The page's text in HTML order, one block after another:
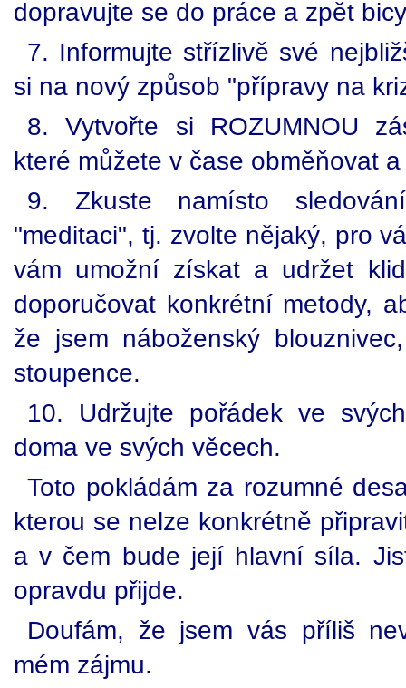
dopravujte se do práce a zpět
7. Informujte střízlivě své
si na nový způsob "přípravy na
8. Vytvořte si ROZUMNOU
které můžete v čase obměňovat
9. Zkuste namísto
"meditaci", tj. zvolte nějaký, pro
vám umožní získat a udržet
doporučovat konkrétní metody,
že jsem náboženský
stoupence.
10. Udržujte pořádek ve
doma ve svých věcech.
Toto pokládám za rozumné
kterou se nelze konkrétně
a v čem bude její hlavní síla.
opravdu přijde.
Doufám, že jsem vás příliš
mém zájmu.